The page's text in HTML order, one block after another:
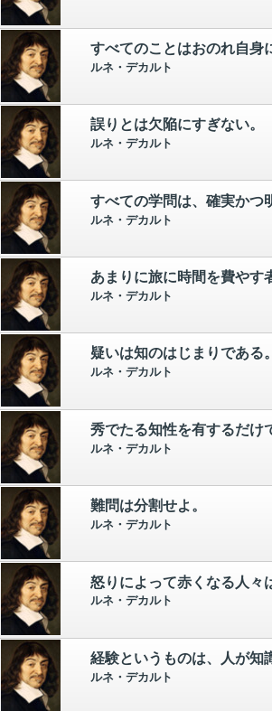
ルネ・デカルト
誤りとは欠陥にすぎない。
ルネ・デカルト
ルネ・デカルト
ルネ・デカルト
疑いは知のはじまりである。
ルネ・デカルト
ルネ・デカルト
難問は分割せよ。
ルネ・デカルト
ルネ・デカルト
ルネ・デカルト